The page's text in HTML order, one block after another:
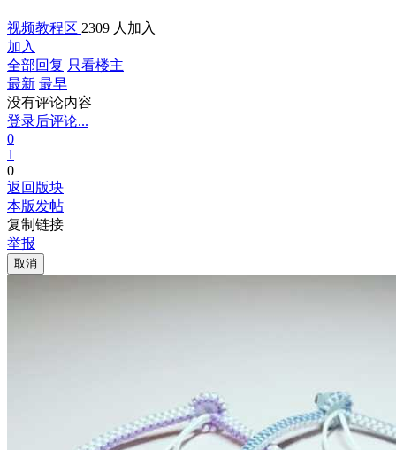
视频教程区 2309 人加入
加入
全部回复 只看楼主
最新 最早
没有评论内容
登录后评论...
0
1
0
返回版块
本版发帖
复制链接
举报
取消